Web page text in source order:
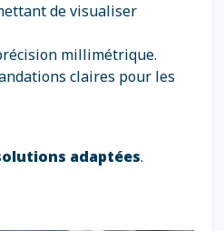
de visualiser
millimétrique.
claires pour les
adaptées.